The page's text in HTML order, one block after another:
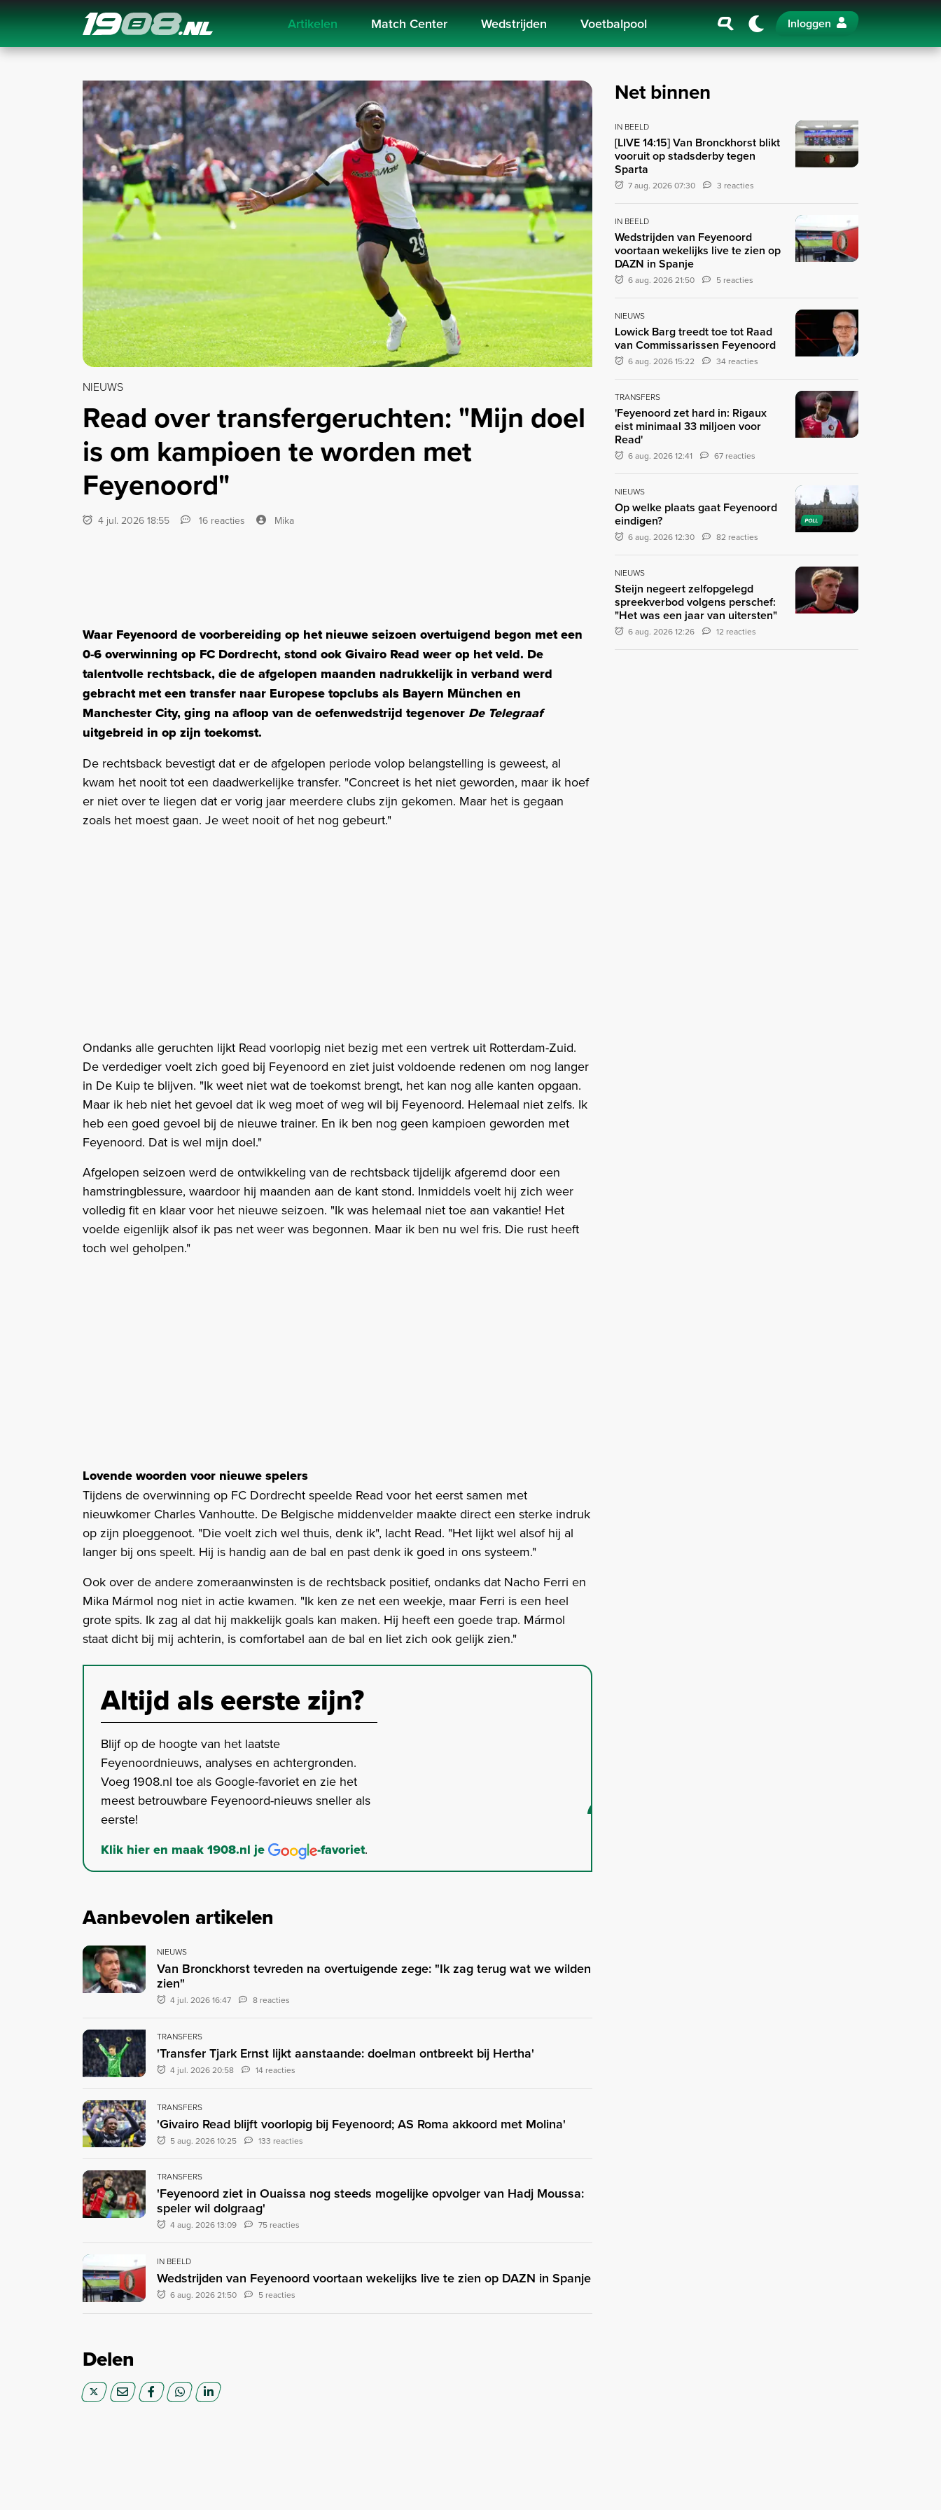
Navigation Artikelen Match Center Wedstrijden Voetbalpool Inloggen
NIEUWS
Read over transfergeruchten: "Mijn doel
is om kampioen te worden met
Feyenoord"
4 jul. 2026 18:55 16 reacties Mika
Waar Feyenoord de voorbereiding op het nieuwe seizoen overtuigend begon met een
0-6 overwinning op FC Dordrecht, stond ook Givairo Read weer op het veld. De
talentvolle rechtsback, die de afgelopen maanden nadrukkelijk in verband werd
gebracht met een transfer naar Europese topclubs als Bayern München en
Manchester City, ging na afloop van de oefenwedstrijd tegenover De Telegraaf
uitgebreid in op zijn toekomst.
De rechtsback bevestigt dat er de afgelopen periode volop belangstelling is geweest, al
kwam het nooit tot een daadwerkelijke transfer. "Concreet is het niet geworden, maar ik hoef
er niet over te liegen dat er vorig jaar meerdere clubs zijn gekomen. Maar het is gegaan
zoals het moest gaan. Je weet nooit of het nog gebeurt."
Ondanks alle geruchten lijkt Read voorlopig niet bezig met een vertrek uit Rotterdam-Zuid.
De verdediger voelt zich goed bij Feyenoord en ziet juist voldoende redenen om nog langer
in De Kuip te blijven. "Ik weet niet wat de toekomst brengt, het kan nog alle kanten opgaan.
Maar ik heb niet het gevoel dat ik weg moet of weg wil bij Feyenoord. Helemaal niet zelfs. Ik
heb een goed gevoel bij de nieuwe trainer. En ik ben nog geen kampioen geworden met
Feyenoord. Dat is wel mijn doel."
Afgelopen seizoen werd de ontwikkeling van de rechtsback tijdelijk afgeremd door een
hamstringblessure, waardoor hij maanden aan de kant stond. Inmiddels voelt hij zich weer
volledig fit en klaar voor het nieuwe seizoen. "Ik was helemaal niet toe aan vakantie! Het
voelde eigenlijk alsof ik pas net weer was begonnen. Maar ik ben nu wel fris. Die rust heeft
toch wel geholpen."
Lovende woorden voor nieuwe spelers
Tijdens de overwinning op FC Dordrecht speelde Read voor het eerst samen met
nieuwkomer Charles Vanhoutte. De Belgische middenvelder maakte direct een sterke indruk
op zijn ploeggenoot. "Die voelt zich wel thuis, denk ik", lacht Read. "Het lijkt wel alsof hij al
langer bij ons speelt. Hij is handig aan de bal en past denk ik goed in ons systeem."
Ook over de andere zomeraanwinsten is de rechtsback positief, ondanks dat Nacho Ferri en
Mika Mármol nog niet in actie kwamen. "Ik ken ze net een weekje, maar Ferri is een heel
grote spits. Ik zag al dat hij makkelijk goals kan maken. Hij heeft een goede trap. Mármol
staat dicht bij mij achterin, is comfortabel aan de bal en liet zich ook gelijk zien."
Altijd als eerste zijn?
Blijf op de hoogte van het laatste
Feyenoordnieuws, analyses en achtergronden.
Voeg 1908.nl toe als Google-favoriet en zie het
meest betrouwbare Feyenoord-nieuws sneller als
eerste!
Klik hier en maak 1908.nl je -favoriet.
Aanbevolen artikelen
NIEUWS
Van Bronckhorst tevreden na overtuigende zege: "Ik zag terug wat we wilden
zien"
4 jul. 2026 16:47 8 reacties
TRANSFERS
'Transfer Tjark Ernst lijkt aanstaande: doelman ontbreekt bij Hertha'
4 jul. 2026 20:58 14 reacties
TRANSFERS
'Givairo Read blijft voorlopig bij Feyenoord; AS Roma akkoord met Molina'
5 aug. 2026 10:25 133 reacties
TRANSFERS
'Feyenoord ziet in Ouaissa nog steeds mogelijke opvolger van Hadj Moussa:
speler wil dolgraag'
4 aug. 2026 13:09 75 reacties
IN BEELD
Wedstrijden van Feyenoord voortaan wekelijks live te zien op DAZN in Spanje
6 aug. 2026 21:50 5 reacties
Delen
Net binnen
IN BEELD
[LIVE 14:15] Van Bronckhorst blikt
vooruit op stadsderby tegen
Sparta
7 aug. 2026 07:30 3 reacties
IN BEELD
Wedstrijden van Feyenoord
voortaan wekelijks live te zien op
DAZN in Spanje
6 aug. 2026 21:50 5 reacties
NIEUWS
Lowick Barg treedt toe tot Raad
van Commissarissen Feyenoord
6 aug. 2026 15:22 34 reacties
TRANSFERS
'Feyenoord zet hard in: Rigaux
eist minimaal 33 miljoen voor
Read'
6 aug. 2026 12:41 67 reacties
POLL
NIEUWS
Op welke plaats gaat Feyenoord
eindigen?
6 aug. 2026 12:30 82 reacties
NIEUWS
Steijn negeert zelfopgelegd
spreekverbod volgens perschef:
"Het was een jaar van uitersten"
6 aug. 2026 12:26 12 reacties